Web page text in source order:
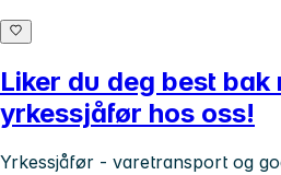
Liker du deg best bak
yrkessjåfør hos oss!
Yrkessjåfør - varetransport og